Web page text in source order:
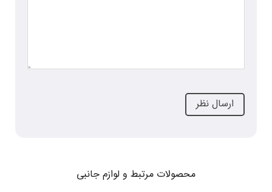
محصولات مرتبط و لوازم جانبی